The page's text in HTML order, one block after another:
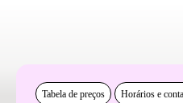
Tabela de preços Horários e